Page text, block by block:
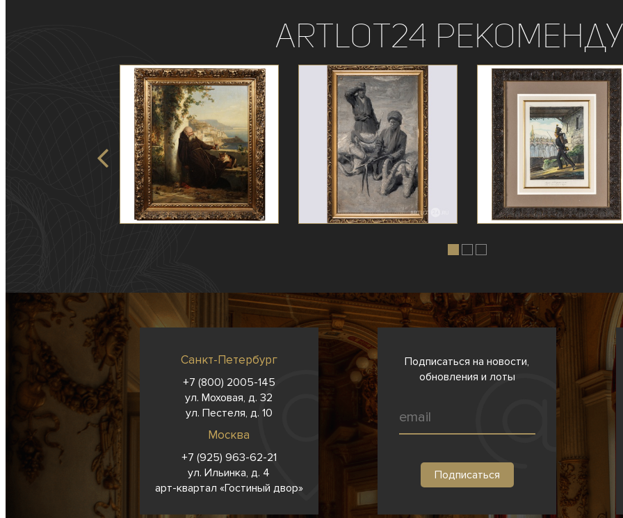
ArtLot24
Санкт-Петербург
+7 (800) 2005-145
ул. Моховая, д. 32
ул. Пестеля, д. 10
Москва
+7 (925) 963-62-21
ул. Ильинка, д. 4
арт-квартал «Гостиный двор»
Подписаться на новости,
обновления и лоты